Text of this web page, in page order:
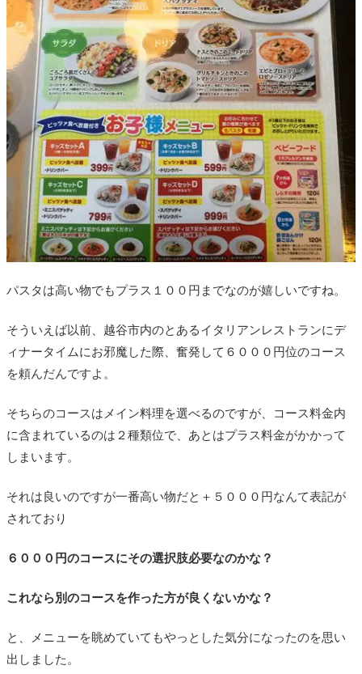
パスタは高い物でもプラス１００円までなのが嬉しいですね。
そういえば以前、越谷市内のとあるイタリアンレストランにデ
ィナータイムにお邪魔した際、奮発して６０００円位のコース
を頼んだんですよ。
そちらのコースはメイン料理を選べるのですが、コース料金内
に含まれているのは２種類位で、あとはプラス料金がかかって
しまいます。
それは良いのですが一番高い物だと＋５０００円なんて表記が
されており
６０００円のコースにその選択肢必要なのかな？
これなら別のコースを作った方が良くないかな？
と、メニューを眺めていてもやっとした気分になったのを思い
出しました。